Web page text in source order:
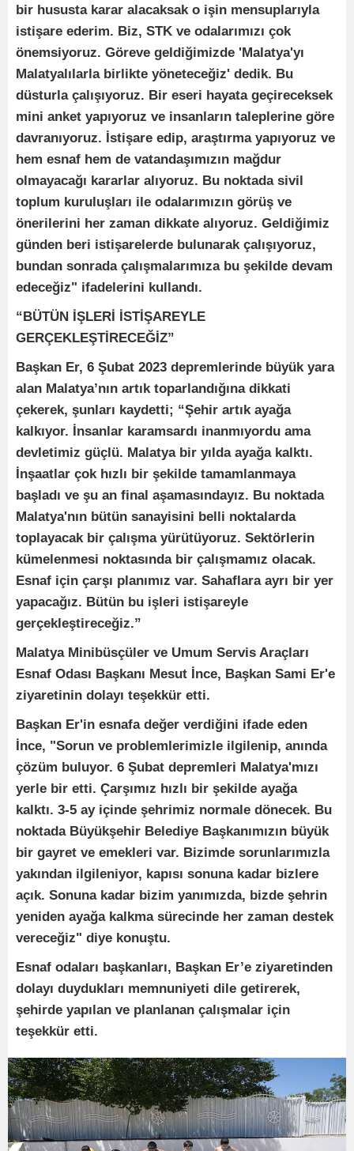
bir hususta karar alacaksak o işin mensuplarıyla
istişare ederim. Biz, STK ve odalarımızı çok
önemsiyoruz. Göreve geldiğimizde 'Malatya'yı
Malatyalılarla birlikte yöneteceğiz' dedik. Bu
düsturla çalışıyoruz. Bir eseri hayata geçireceksek
mini anket yapıyoruz ve insanların taleplerine göre
davranıyoruz. İstişare edip, araştırma yapıyoruz ve
hem esnaf hem de vatandaşımızın mağdur
olmayacağı kararlar alıyoruz. Bu noktada sivil
toplum kuruluşları ile odalarımızın görüş ve
önerilerini her zaman dikkate alıyoruz. Geldiğimiz
günden beri istişarelerde bulunarak çalışıyoruz,
bundan sonrada çalışmalarımıza bu şekilde devam
edeceğiz" ifadelerini kullandı.
“BÜTÜN İŞLERİ İSTİŞAREYLE
GERÇEKLEŞTİRECEĞİZ”
Başkan Er, 6 Şubat 2023 depremlerinde büyük yara
alan Malatya’nın artık toparlandığına dikkati
çekerek, şunları kaydetti; “Şehir artık ayağa
kalkıyor. İnsanlar karamsardı inanmıyordu ama
devletimiz güçlü. Malatya bir yılda ayağa kalktı.
İnşaatlar çok hızlı bir şekilde tamamlanmaya
başladı ve şu an final aşamasındayız. Bu noktada
Malatya'nın bütün sanayisini belli noktalarda
toplayacak bir çalışma yürütüyoruz. Sektörlerin
kümelenmesi noktasında bir çalışmamız olacak.
Esnaf için çarşı planımız var. Sahaflara ayrı bir yer
yapacağız. Bütün bu işleri istişareyle
gerçekleştireceğiz.”
Malatya Minibüsçüler ve Umum Servis Araçları
Esnaf Odası Başkanı Mesut İnce, Başkan Sami Er'e
ziyaretinin dolayı teşekkür etti.
Başkan Er'in esnafa değer verdiğini ifade eden
İnce, "Sorun ve problemlerimizle ilgilenip, anında
çözüm buluyor. 6 Şubat depremleri Malatya'mızı
yerle bir etti. Çarşımız hızlı bir şekilde ayağa
kalktı. 3-5 ay içinde şehrimiz normale dönecek. Bu
noktada Büyükşehir Belediye Başkanımızın büyük
bir gayret ve emekleri var. Bizimde sorunlarımızla
yakından ilgileniyor, kapısı sonuna kadar bizlere
açık. Sonuna kadar bizim yanımızda, bizde şehrin
yeniden ayağa kalkma sürecinde her zaman destek
vereceğiz" diye konuştu.
Esnaf odaları başkanları, Başkan Er’e ziyaretinden
dolayı duydukları memnuniyeti dile getirerek,
şehirde yapılan ve planlanan çalışmalar için
teşekkür etti.